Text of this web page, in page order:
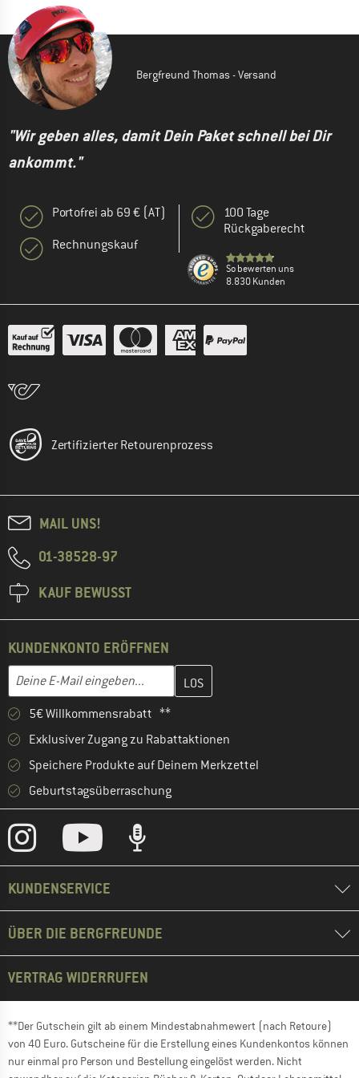
Bergfreund Thomas - Versand
"Wir geben alles, damit Dein Paket schnell bei Dir
ankommt."
Portofrei ab 69 € (AT)
Rechnungskauf
100 Tage
Rückgaberecht
So bewerten uns
8.830 Kunden
Zertifizierter Retourenprozess
MAIL UNS!
01-38528-97
KAUF BEWUSST
KUNDENKONTO ERÖFFNEN
E-Mail-Adresse
Gib hier deine E-Mail-Adresse ein und erstelle im nächsten
5€ Willkommensrabatt **
Exklusiver Zugang zu Rabattaktionen
Speichere Produkte auf Deinem Merkzettel
Geburtstagsüberraschung
KUNDENSERVICE
ÜBER DIE BERGFREUNDE
VERTRAG WIDERRUFEN
**Der Gutschein gilt ab einem Mindestabnahmewert (nach Retoure)
von 40 Euro. Gutscheine für die Erstellung eines Kundenkontos können
nur einmal pro Person und Bestellung eingelöst werden. Nicht